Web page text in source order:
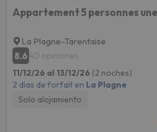
La Plagne-Tarentaise
8.640 opiniones
11/12/26 al 13/12/26 (2 noches)
2 días de forfait en La Plagne
Solo alojamiento